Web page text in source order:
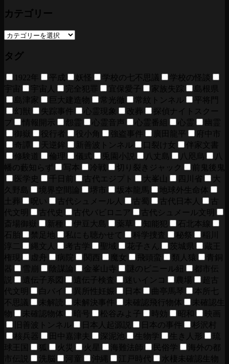
カテゴリー
タグ
1922年 平成 妖怪 学校の七不思議
学校の怪談
宇宙
宇宙人 完全犯罪 宜保愛子 家族失踪
島根県
島津家
巨大建造物 常光徹 常紋トンネル
平将門
幻獣
失踪事件 心霊現象 改葬
探偵ナイトスクー
プ
情報開示 怨霊 心霊音声 心霊番組 心霊
幽霊
御嶽
役行者 役小角 強盗事件 廣田龍平
府中市
奇譚
天逆鉾 新善波トンネル 口裂け女
伴家文書
修験道
倫理 儀式 兎園小説 八丈島 八咫烏
八
幡の藪知らず
写本 冷戦 切り裂きジャック
前鬼後鬼
医学史
千日前 古代エジプト 大峯山 四川省
大
久野島
境界空間論 堺市 坂本龍馬
地球外生命体
土葬
呪い 古代シュメール人 古蜀 古代日本人
古
代文明
古代史 古代バビロニア
古代シュメール文明
斎場御嶽
新種 伊豆大島 薬草 知能犯
石北本線
石胎
禁足地 私にも聴かせて 科学捜査 秘祭
稲川
淳二
縄文人 考古学 聖域 花子さん 茨城県
蔵王
権現
虚舟 病院 関西 魔女 飛頭蛮 類人猿
青銅
器
雪崩 陰謀論 金峯山寺 謎のビニール紐
都市伝
説
遺伝子系図 遺伝子検査 迷いインコ 農場
超古
代文明
白バイ 異所性妊娠 日本 曲亭馬琴
本所七
不思議
未解読 未解決事件 未確認飛行物体
未確認生
物
未確認物体 暗号 松谷みよ子 時効 昭和
映画
旧善波トンネル
日本人起源説 日本の事件
杉沢村
核兵器
田中嘉津夫 深泥池 生物学 生き人形
琉
球王国
狐 火災 火星 海難法師 民俗学
海外の都
市伝説
洗脳 河童 沖縄 江戸時代
水棲未確認生物